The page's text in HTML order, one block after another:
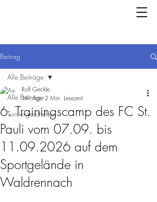
Beitrag
Alle Beiträge
Turniergeschehen
Alle Beiträge
6. Trainingscamp des FC St.
Pauli vom 07.09. bis
11.09.2026 auf dem
Sportgelände in
Waldrennach
Rolf Geckle
19. Apr. 2 Min. Lesezeit